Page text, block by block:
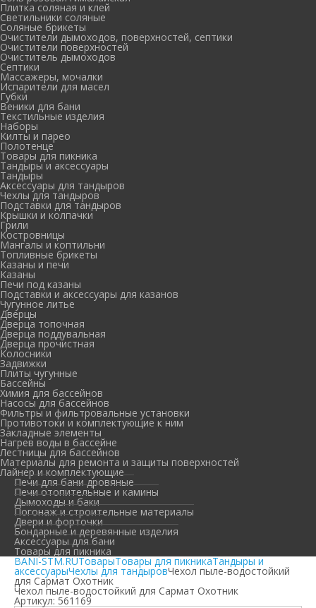
Плитка соляная и клей
Светильники соляные
Соляные брикеты
Очистители дымоходов, поверхностей, септики
Очистители поверхностей
Очиститель дымоходов
Септики
Массажеры, мочалки
Испарители для масел
Губки
Веники для бани
Текстильные изделия
Наборы
Килты и парео
Полотенце
Товары для пикника
Тандыры и аксессуары
Тандыры
Аксессуары для тандыров
Чехлы для тандыров
Подставки для тандыров
Крышки и колпачки
Грили
Костровницы
Мангалы и коптильни
Топливные брикеты
Казаны и печи
Казаны
Печи под казаны
Подставки и аксессуары для казанов
Чугунное литье
Дверцы
Дверца топочная
Дверца поддувальная
Дверца прочистная
Колосники
Задвижки
Плиты чугунные
Бассейны
Химия для бассейнов
Насосы для бассейнов
Фильтры и фильтровальные установки
Противотоки и комплектующие к ним
Закладные элементы
Нагрев воды в бассейне
Лестницы для бассейнов
Материалы для ремонта и защиты поверхностей
Лайнер и комплектующие
Печи для бани дровяные
Печи отопительные и камины
Дымоходы и баки
Погонаж и строительные материалы
Двери и форточки
Бондарные и деревянные изделия
Аксессуары для бани
Товары для пикника
BANI-STM.RUТоварыТовары для пикникаТандыры и
аксессуарыЧехлы для тандыровЧехол пыле-водостойкий
для Сармат Охотник
Чехол пыле-водостойкий для Сармат Охотник
Артикул: 561169